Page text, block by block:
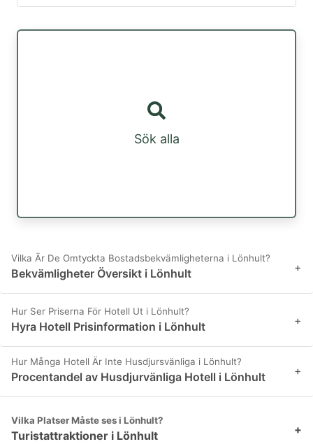
Sök alla
Vilka Är De Omtyckta Bostadsbekvämligheterna i Lönhult?
Bekvämligheter Översikt i Lönhult +
Hur Ser Priserna För Hotell Ut i Lönhult?
Hyra Hotell Prisinformation i Lönhult +
Hur Många Hotell Är Inte Husdjursvänliga i Lönhult?
Procentandel av Husdjurvänliga Hotell i Lönhult +
Vilka Platser Måste ses i Lönhult?
Turistattraktioner i Lönhult +